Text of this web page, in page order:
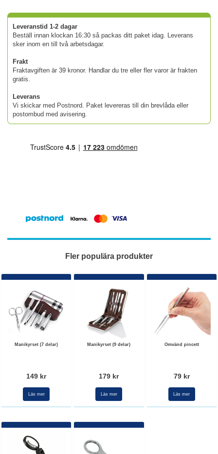
Leveranstid 1-2 dagar
Beställ innan klockan 16:30 så packas ditt paket idag. Leverans
sker inom en till två arbetsdagar.
Frakt
Fraktavgiften är 39 kronor. Handlar du tre eller fler varor är frakten
gratis.
Leverans
Vi skickar med Postnord. Paket levereras till din brevlåda eller
postombud med avisering.
Fler populära produkter
Manikyrset (7 delar)
149 kr
Läs mer
Manikyrset (9 delar)
179 kr
Läs mer
Omvänd pincett
79 kr
Läs mer